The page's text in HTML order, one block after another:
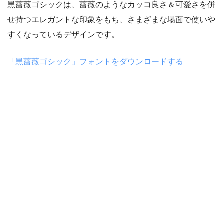
黒薔薇ゴシックは、薔薇のようなカッコ良さ＆可愛さを併
せ持つエレガントな印象をもち、さまざまな場面で使いや
すくなっているデザインです。
「黒薔薇ゴシック」フォントをダウンロードする